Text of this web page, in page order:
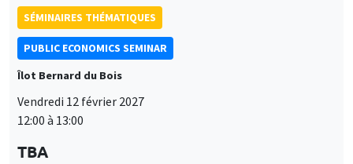
SÉMINAIRES THÉMATIQUES
PUBLIC ECONOMICS SEMINAR
Îlot Bernard du Bois
Vendredi 12 février 2027
12:00 à 13:00
TBA